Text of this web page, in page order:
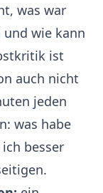
was war
wie kann
ist
auch nicht
jeden
was habe
besser